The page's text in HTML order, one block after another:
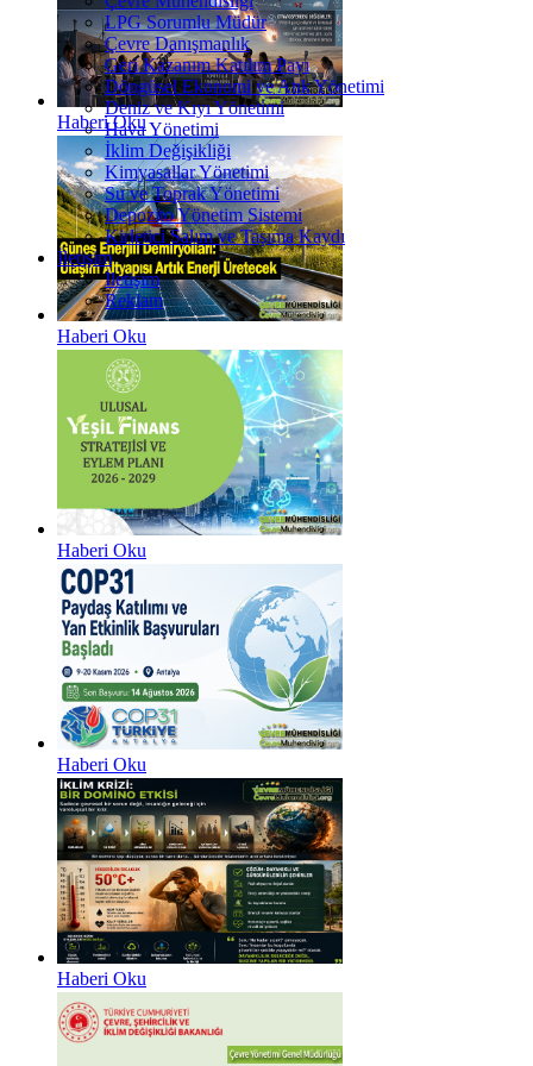
Haberi Oku
Haberi Oku
Haberi Oku
Haberi Oku
Haberi Oku
LPG Sorumlu Müdür
Çevre Danışmanlık
Geri Kazanım Katılım Payı
Döngüsel Ekonomi ve Atık Yönetimi
Deniz ve Kıyı Yönetimi
Hava Yönetimi
İklim Değişikliği
Kimyasallar Yönetimi
Su ve Toprak Yönetimi
Depozito Yönetim Sistemi
Kirletici Salım ve Taşıma Kaydı
İletişim
İletişim
Reklam